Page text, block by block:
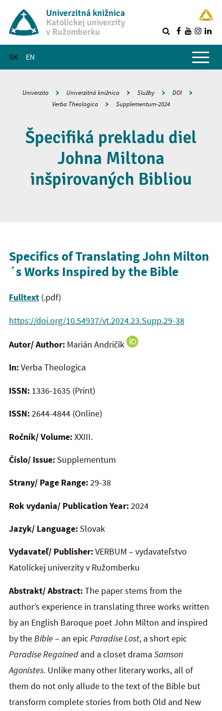
Univerzitná knižnica
Katolíckej univerzity
v Ružomberku
SK EN
Hlavné menu
Univerzita Univerzitná knižnica Služby
DOI
Verba Theologica
Supplementum-2024
Špecifiká prekladu diel
Johna Miltona
inšpirovaných Bibliou
Specifics of Translating John Milton
´s Works Inspired by the Bible
Fulltext (.pdf)
https://doi.org/10.54937/vt.2024.23.Supp.29-38
Autor/ Author: Marián Andričík
In:Verba Theologica
ISSN: 1336-1635 (Print)
ISSN:2644-4844 (Online)
Ročník/ Volume:XXIII.
Číslo/ Issue: Supplementum
Strany/ Page Range:29-38
Rok vydania/ Publication Year:2024
Jazyk/ Language: Slovak
Vydavateľ/ Publisher:VERBUM – vydavateľstvo
Katolíckej univerzity v Ružomberku
Abstrakt/ Abstract:The paper stems from the
author’s experience in translating three works written
by an English Baroque poet John Milton and inspired
by theBible – an epicParadise Lost, a short epic
Paradise Regained and a closet drama Samson
Agonistes. Unlike many other literary works, all of
them do not only allude to the text of the Bible but
transform complete stories from both Old and New